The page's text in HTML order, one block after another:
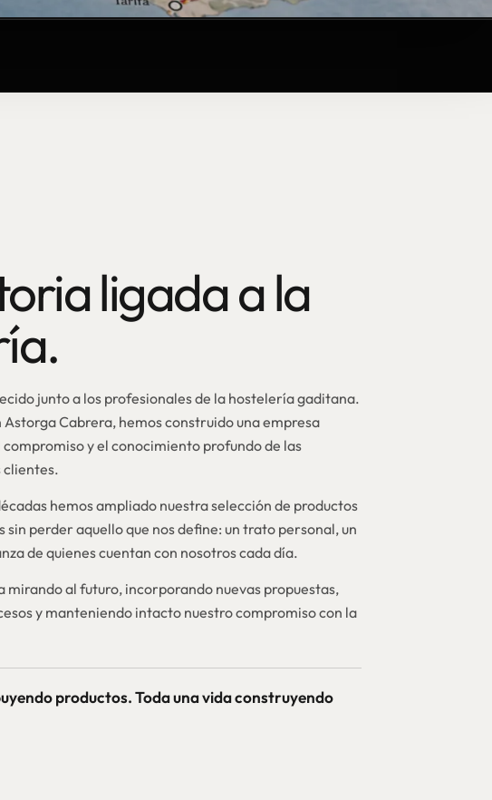
ligada a la
junto a los profesionales de la hostelería gaditana.
Astorga Cabrera, hemos construido una empresa
compromiso y el conocimiento profundo de las
clientes.
hemos ampliado nuestra selección de productos
perder aquello que nos define: un trato personal, un
de quienes cuentan con nosotros cada día.
mirando al futuro, incorporando nuevas propuestas,
y manteniendo intacto nuestro compromiso con la
productos. Toda una vida construyendo